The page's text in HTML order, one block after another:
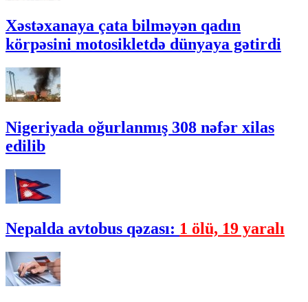
Xəstəxanaya çata bilməyən qadın
körpəsini motosikletdə dünyaya gətirdi
Nigeriyada oğurlanmış 308 nəfər xilas
edilib
Nepalda avtobus qəzası: 1 ölü, 19 yaralı